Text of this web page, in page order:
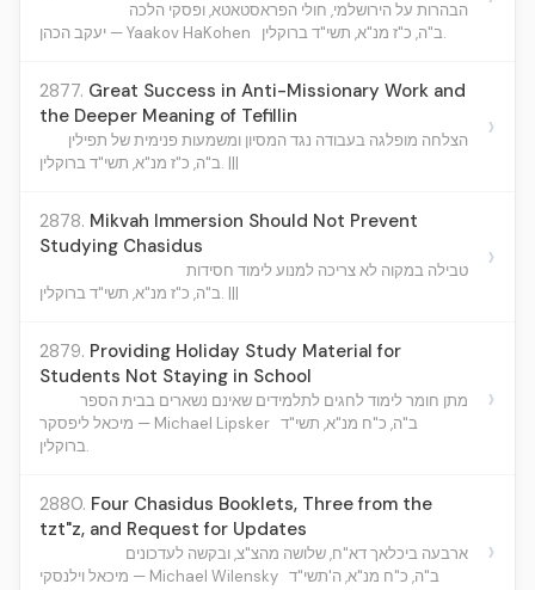
הבהרות על הירושלמי, חולי הפראסטאטא, ופסקי הלכה
יעקב הכהן — Yaakov HaKohen
ב"ה, כ"ז מנ"א, תשי"ד ברוקלין.
2877. Great Success in Anti-Missionary Work and
the Deeper Meaning of Tefillin
הצלחה מופלגה בעבודה נגד המסיון ומשמעות פנימית של תפילין
ב"ה, כ"ז מנ"א, תשי"ד ברוקלין. |||
›
2878. Mikvah Immersion Should Not Prevent
Studying Chasidus
טבילה במקוה לא צריכה למנוע לימוד חסידות
ב"ה, כ"ז מנ"א, תשי"ד ברוקלין. |||
›
2879. Providing Holiday Study Material for
Students Not Staying in School
מתן חומר לימוד לחגים לתלמידים שאינם נשארים בבית הספר
מיכאל ליפסקר — Michael Lipsker ב"ה, כ"ח מנ"א, תשי"ד
ברוקלין.
›
2880. Four Chasidus Booklets, Three from the
tzt"z, and Request for Updates
ארבעה ביכלאך דא"ח, שלושה מהצ"צ, ובקשה לעדכונים
מיכאל וילנסקי — Michael Wilensky ב"ה, כ"ח מנ"א, ה'תשי"ד
›